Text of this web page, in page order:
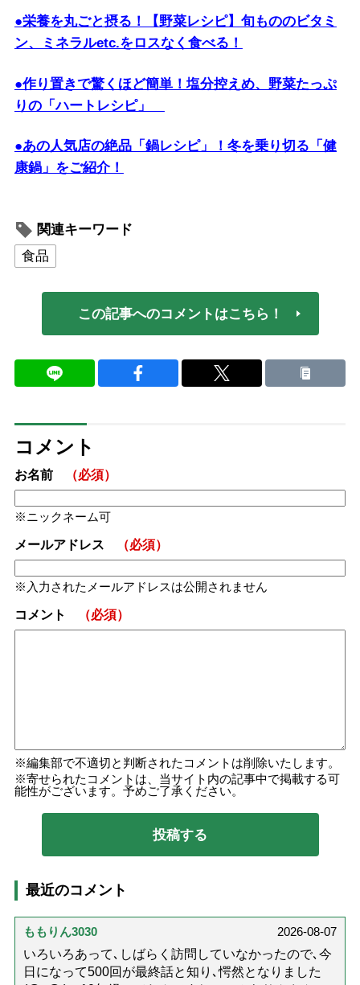
●栄養を丸ごと摂る！【野菜レシピ】旬もののビタミ
ン、ミネラルetc.をロスなく食べる！
●作り置きで驚くほど簡単！塩分控えめ、野菜たっぷ
りの「ハートレシピ」
●あの人気店の絶品「鍋レシピ」！冬を乗り切る「健
康鍋」をご紹介！
関連キーワード
食品
この記事へのコメントはこちら！
コメント
お名前 （必須）
ニックネーム可
メールアドレス （必須）
入力されたメールアドレスは公開されません
コメント （必須）
編集部で不適切と判断されたコメントは削除いたします。
寄せられたコメントは、当サイト内の記事中で掲載する可
能性がございます。予めご了承ください。
最近のコメント
ももりん3030
2026-08-07
いろいろあって､しばらく訪問していなかったので､今
日になって500回が最終話と知り､愕然となりました